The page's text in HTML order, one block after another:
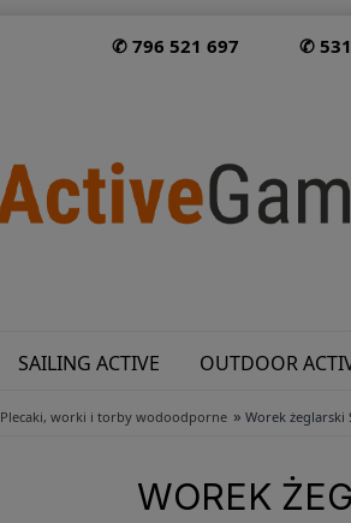
✆ 796 521 697 ✆
SAILING ACTIVE OUTDOOR
Plecaki, worki i torby wodoodporne » Worek żeglarski
WOREK